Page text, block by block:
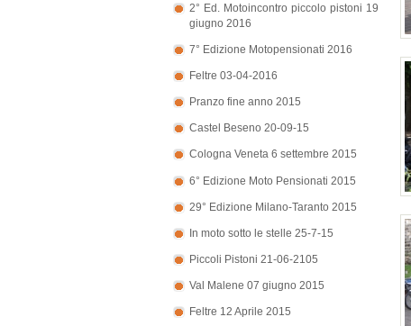
2° Ed. Motoincontro piccolo pistoni 19
giugno 2016
7° Edizione Motopensionati 2016
Feltre 03-04-2016
Pranzo fine anno 2015
Castel Beseno 20-09-15
Cologna Veneta 6 settembre 2015
6° Edizione Moto Pensionati 2015
29° Edizione Milano-Taranto 2015
In moto sotto le stelle 25-7-15
Piccoli Pistoni 21-06-2105
Val Malene 07 giugno 2015
Feltre 12 Aprile 2015